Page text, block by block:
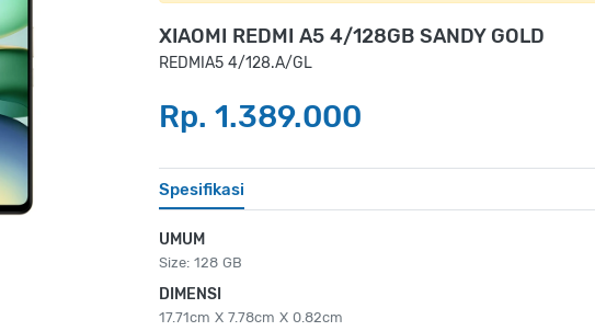
XIAOMI REDMI A5 4/128GB SANDY GOLD
REDMIA5 4/128.A/GL
Rp. 1.389.000
Spesifikasi
UMUM
Size: 128 GB
DIMENSI
17.71cm X 7.78cm X 0.82cm